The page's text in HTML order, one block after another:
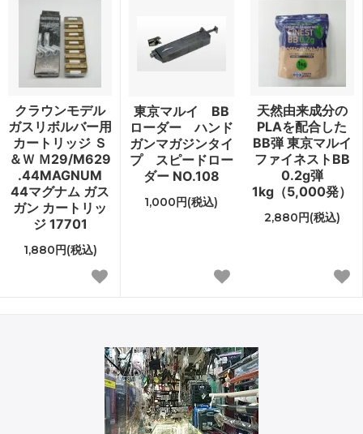
クラウンモデル
ガスリボルバー用
カートリッジ Ｓ
＆Ｗ Ｍ29/M629
.44MAGNUM
44マグナム ガス
ガン カートリッ
ジ 17701
1,880円(税込)
東京マルイ BB
ローダー ハンド
ガンマガジンタイ
プ スピードロー
ダー NO.108
1,000円(税込)
天然由来成分の
PLAを配合した
BB弾 東京マルイ
ファイネストBB
0.2g弾
1kg（5,000発）
2,880円(税込)